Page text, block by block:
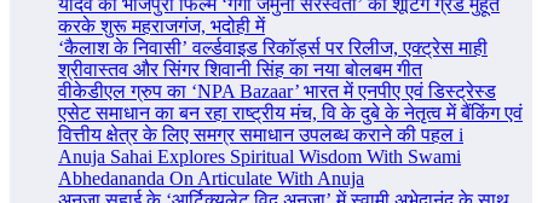
करके शुरू महराजगंज, भदोही में
‘कैलाश के निवासी’ वर्ल्डवाइड रिकॉर्ड्स पर रिलीज, एक्ट्रेस माही
श्रीवास्तव और सिंगर शिवानी सिंह का नया बोलबम गीत
वीकेडीएल ग्रुप का ‘NPA Bazaar’ भारत में एनपीए एवं डिस्ट्रेस्ड
एसेट समाधान का बन रहा राष्ट्रीय मंच, वि के दुबे के नेतृत्व में बैंकिंग एवं
वित्तीय क्षेत्र के लिए समग्र समाधान उपलब्ध कराने की पहल i
Anuja Sahai Explores Spiritual Wisdom With Swami
Abhedananda On Articulate With Anuja